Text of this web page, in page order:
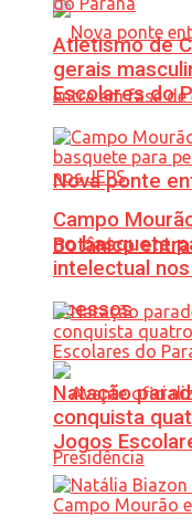
Nova ponte
Botânico
acessos
Atletismo de
gerais
Escolares do
Campo
no basquete
intelectual nos
Natação
conquista
Jogos